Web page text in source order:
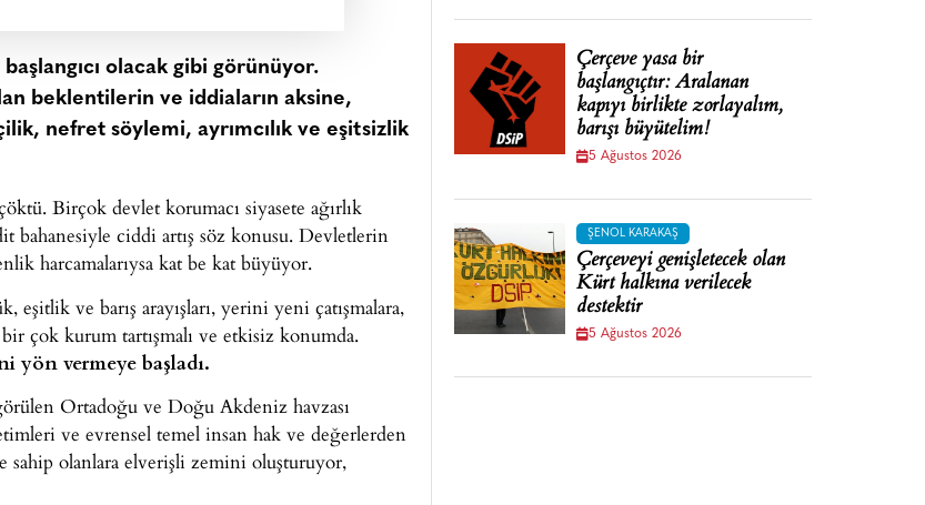
olacak gibi görünüyor.
beklentilerin ve iddiaların aksine,
nefret söylemi, ayrımcılık ve eşitsizlik
Birçok devlet korumacı siyasete ağırlık
bahanesiyle ciddi artış söz konusu. Devletlerin
harcamalarıysa kat be kat büyüyor.
ve barış arayışları, yerini yeni çatışmalara,
çok kurum tartışmalı ve etkisiz konumda.
yön vermeye başladı.
Ortadoğu ve Doğu Akdeniz havzası
ve evrensel temel insan hak ve değerlerden
sahip olanlara elverişli zemini oluşturuyor,
Çerçeve yasa bir
başlangıçtır: Aralanan
kapıyı birlikte zorlayalım,
barışı büyütelim!
5 Ağustos 2026
ŞENOL KARAKAŞ
Çerçeveyi genişletecek olan
Kürt halkına verilecek
destektir
5 Ağustos 2026